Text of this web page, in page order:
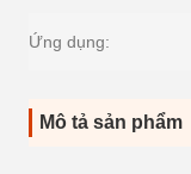
Ứng dụng:
Mô tả sản phẩm